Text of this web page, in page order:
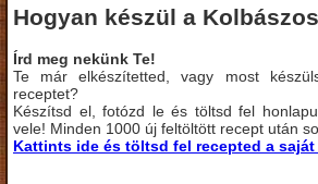
Hogyan készül a
Írd meg nekünk Te!
Te már elkészítetted, vagy most
receptet?
Készítsd el, fotózd le és töltsd fel
vele! Minden 1000 új feltöltött recept után
Kattints ide és töltsd fel recepted a